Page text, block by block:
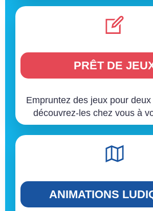
PRÊT DE
Empruntez des jeux pour
découvrez-les chez vous à
ANIMATIONS